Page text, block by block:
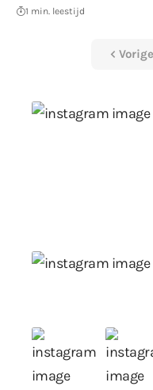
1 min. leestijd
Vorige